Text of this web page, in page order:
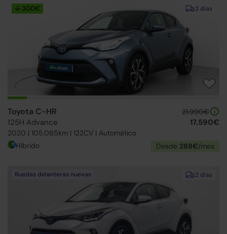
2 días
↓ 300€
Toyota C-HR
125H Advance
2020 | 105.065km | 122CV | Automático
21.990€
17.590€
Híbrido Desde 288€/mes
2 días
Ruedas delanteras nuevas